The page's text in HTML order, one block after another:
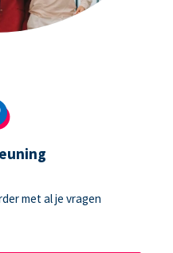
met al je vragen